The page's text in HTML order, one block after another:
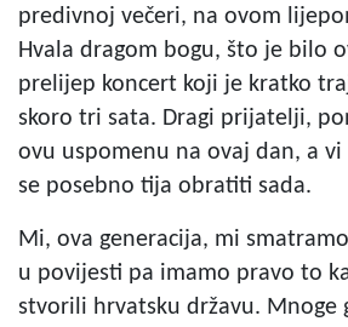
predivnoj večeri, na ovom
Hvala dragom bogu, što je bilo
prelijep koncert koji je kratko
skoro tri sata. Dragi prijatelji,
ovu uspomenu na ovaj dan, a
se posebno tija obratiti sada.
Mi, ova generacija, mi
u povijesti pa imamo pravo to
stvorili hrvatsku državu. Mnoge